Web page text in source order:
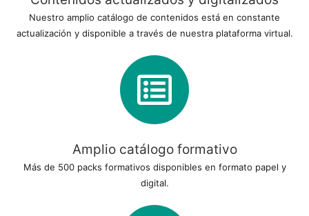
Nuestro amplio catálogo de contenidos está en constante
actualización y disponible a través de nuestra plataforma virtual.
Amplio catálogo formativo
Más de 500 packs formativos disponibles en formato papel y
digital.